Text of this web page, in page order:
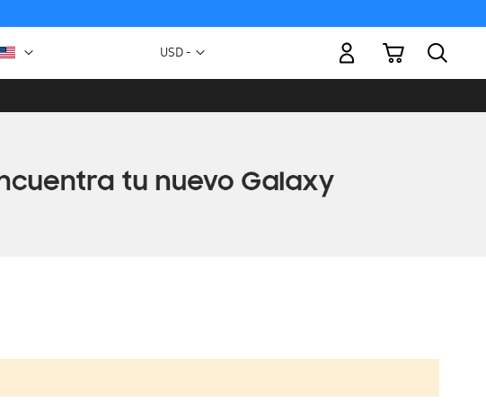
Moneda
USD -
Mi carrito